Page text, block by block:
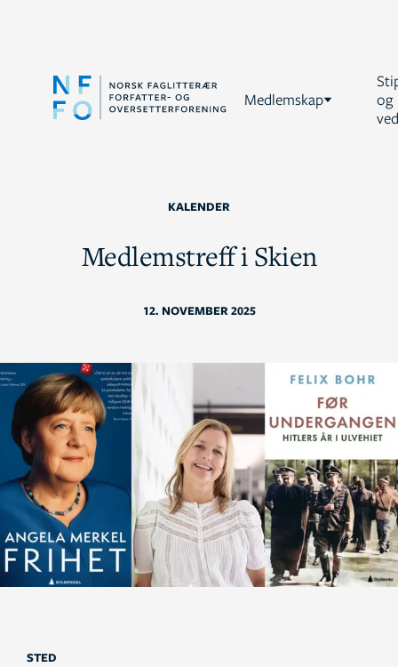
Medlemskap
og
KALENDER
Medlemstreff i Skien
12. NOVEMBER 2025
STED